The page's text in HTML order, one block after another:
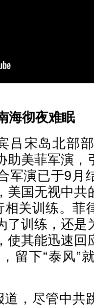
海彻夜难眠
吕宋岛北部
助美菲军演
军演已于9月
美国无视中共
相关训练。菲
了训练，还是
使其能迅速回
留下“泰风”
，尽管中共